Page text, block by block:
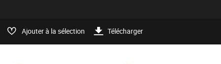
Ajouter à la sélection Télécharger